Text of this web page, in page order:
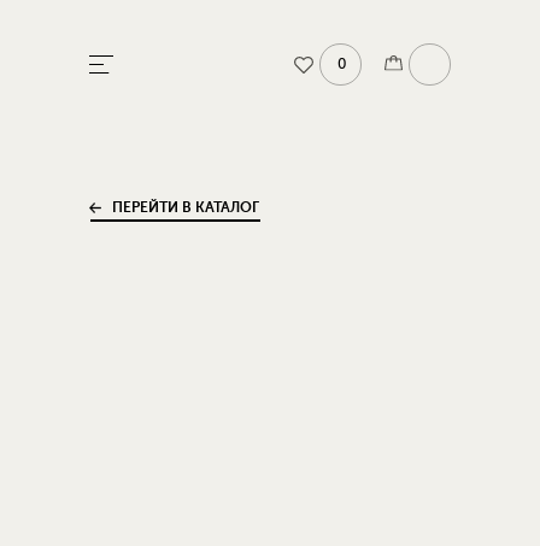
0
ПЕРЕЙТИ В КАТАЛОГ